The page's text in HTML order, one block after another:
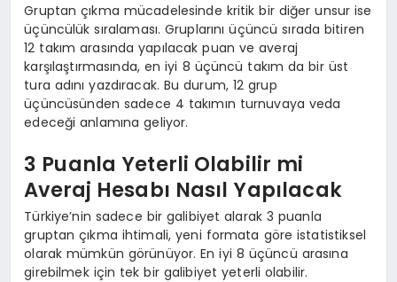
Gruptan çıkma mücadelesinde kritik bir diğer unsur ise
üçüncülük sıralaması. Gruplarını üçüncü sırada bitiren
12 takım arasında yapılacak puan ve averaj
karşılaştırmasında, en iyi 8 üçüncü takım da bir üst
tura adını yazdıracak. Bu durum, 12 grup
üçüncüsünden sadece 4 takımın turnuvaya veda
edeceği anlamına geliyor.
3 Puanla Yeterli Olabilir mi
Averaj Hesabı Nasıl Yapılacak
Türkiye’nin sadece bir galibiyet alarak 3 puanla
gruptan çıkma ihtimali, yeni formata göre istatistiksel
olarak mümkün görünüyor. En iyi 8 üçüncü arasına
girebilmek için tek bir galibiyet yeterli olabilir.